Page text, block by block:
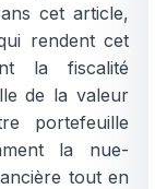
cet article,
rendent cet
la fiscalité
de la valeur
portefeuille
la nue-
tout en